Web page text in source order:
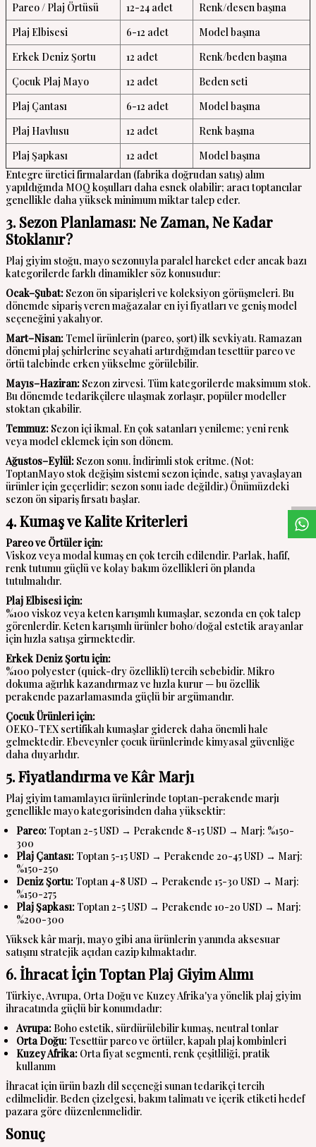
W
h
a
s
a
p
p
D
e
s
t
e
H
a
t
t
Pareo / Plaj Örtüsü
12-24 adet
Renk/desen başına
Plaj Elbisesi
6-12 adet
Model başına
Erkek Deniz Şortu
12 adet
Renk/beden başına
Çocuk Plaj Mayo
12 adet
Beden seti
Plaj Çantası
6-12 adet
Model başına
Plaj Havlusu
12 adet
Renk başına
Plaj Şapkası
12 adet
Model başına
Entegre üretici firmalardan (fabrika doğrudan satış) alım
yapıldığında MOQ koşulları daha esnek olabilir; aracı toptancılar
genellikle daha yüksek minimum miktar talep eder.
3. Sezon Planlaması: Ne Zaman, Ne Kadar
Stoklanır?
Plaj giyim stoğu, mayo sezonuyla paralel hareket eder ancak bazı
kategorilerde farklı dinamikler söz konusudur:
Ocak–Şubat: Sezon ön siparişleri ve koleksiyon görüşmeleri. Bu
dönemde sipariş veren mağazalar en iyi fiyatları ve geniş model
seçeneğini yakalıyor.
Mart–Nisan: Temel ürünlerin (pareo, şort) ilk sevkiyatı. Ramazan
dönemi plaj şehirlerine seyahati artırdığından tesettür pareo ve
örtü talebinde erken yükselme görülebilir.
Mayıs–Haziran: Sezon zirvesi. Tüm kategorilerde maksimum stok.
Bu dönemde tedarikçilere ulaşmak zorlaşır, popüler modeller
stoktan çıkabilir.
Temmuz: Sezon içi ikmal. En çok satanları yenileme; yeni renk
veya model eklemek için son dönem.
Ağustos–Eylül: Sezon sonu. İndirimli stok eritme. (Not:
ToptanMayo stok değişim sistemi sezon içinde, satışı yavaşlayan
ürünler için geçerlidir; sezon sonu iade değildir.) Önümüzdeki
sezon ön sipariş fırsatı başlar.
4. Kumaş ve Kalite Kriterleri
Pareo ve Örtüler için:
Viskoz veya modal kumaş en çok tercih edilendir. Parlak, hafif,
renk tutumu güçlü ve kolay bakım özellikleri ön planda
tutulmalıdır.
Plaj Elbisesi için:
%100 viskoz veya keten karışımlı kumaşlar, sezonda en çok talep
görenlerdir. Keten karışımlı ürünler boho/doğal estetik arayanlar
için hızla satışa girmektedir.
Erkek Deniz Şortu için:
%100 polyester (quick-dry özellikli) tercih sebebidir. Mikro
dokuma ağırlık kazandırmaz ve hızla kurur — bu özellik
perakende pazarlamasında güçlü bir argümandır.
Çocuk Ürünleri için:
OEKO-TEX sertifikalı kumaşlar giderek daha önemli hale
gelmektedir. Ebeveynler çocuk ürünlerinde kimyasal güvenliğe
daha duyarlıdır.
5. Fiyatlandırma ve Kâr Marjı
Plaj giyim tamamlayıcı ürünlerinde toptan-perakende marjı
genellikle mayo kategorisinden daha yüksektir:
Pareo: Toptan 2-5 USD → Perakende 8-15 USD → Marj: %150-
300
Plaj Çantası: Toptan 5-15 USD → Perakende 20-45 USD → Marj:
%150-250
Deniz Şortu: Toptan 4-8 USD → Perakende 15-30 USD → Marj:
%150-275
Plaj Şapkası: Toptan 2-5 USD → Perakende 10-20 USD → Marj:
%200-300
Yüksek kâr marjı, mayo gibi ana ürünlerin yanında aksesuar
satışını stratejik açıdan cazip kılmaktadır.
6. İhracat İçin Toptan Plaj Giyim Alımı
Türkiye, Avrupa, Orta Doğu ve Kuzey Afrika'ya yönelik plaj giyim
ihracatında güçlü bir konumdadır:
Avrupa: Boho estetik, sürdürülebilir kumaş, neutral tonlar
Orta Doğu: Tesettür pareo ve örtüler, kapalı plaj kombinleri
Kuzey Afrika: Orta fiyat segmenti, renk çeşitliliği, pratik
kullanım
İhracat için ürün bazlı dil seçeneği sunan tedarikçi tercih
edilmelidir. Beden çizelgesi, bakım talimatı ve içerik etiketi hedef
pazara göre düzenlenmelidir.
Sonuç